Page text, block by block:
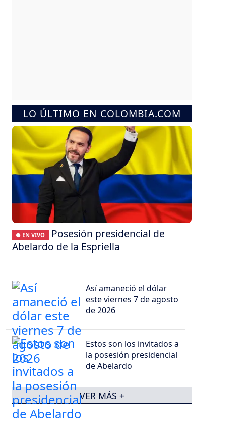
LO ÚLTIMO EN COLOMBIA.COM
● EN VIVO
Posesión presidencial de
Abelardo de la Espriella
Así amaneció el dólar
este viernes 7 de agosto
de 2026
Estos son los invitados a
la posesión presidencial
de Abelardo
VER MÁS +